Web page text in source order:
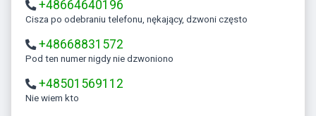
+48664640196
Cisza po odebraniu telefonu, nękający, dzwoni często
+48668831572
Pod ten numer nigdy nie dzwoniono
+48501569112
Nie wiem kto